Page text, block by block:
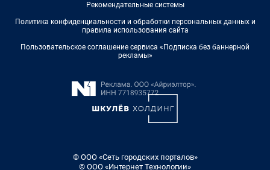
Рекомендательные системы
Политика конфиденциальности и обработки персональных данных и
правила использования сайта
Пользовательское соглашение сервиса «Подписка без баннерной
рекламы»
© ООО «Сеть городских порталов»
© ООО «Интернет Технологии»